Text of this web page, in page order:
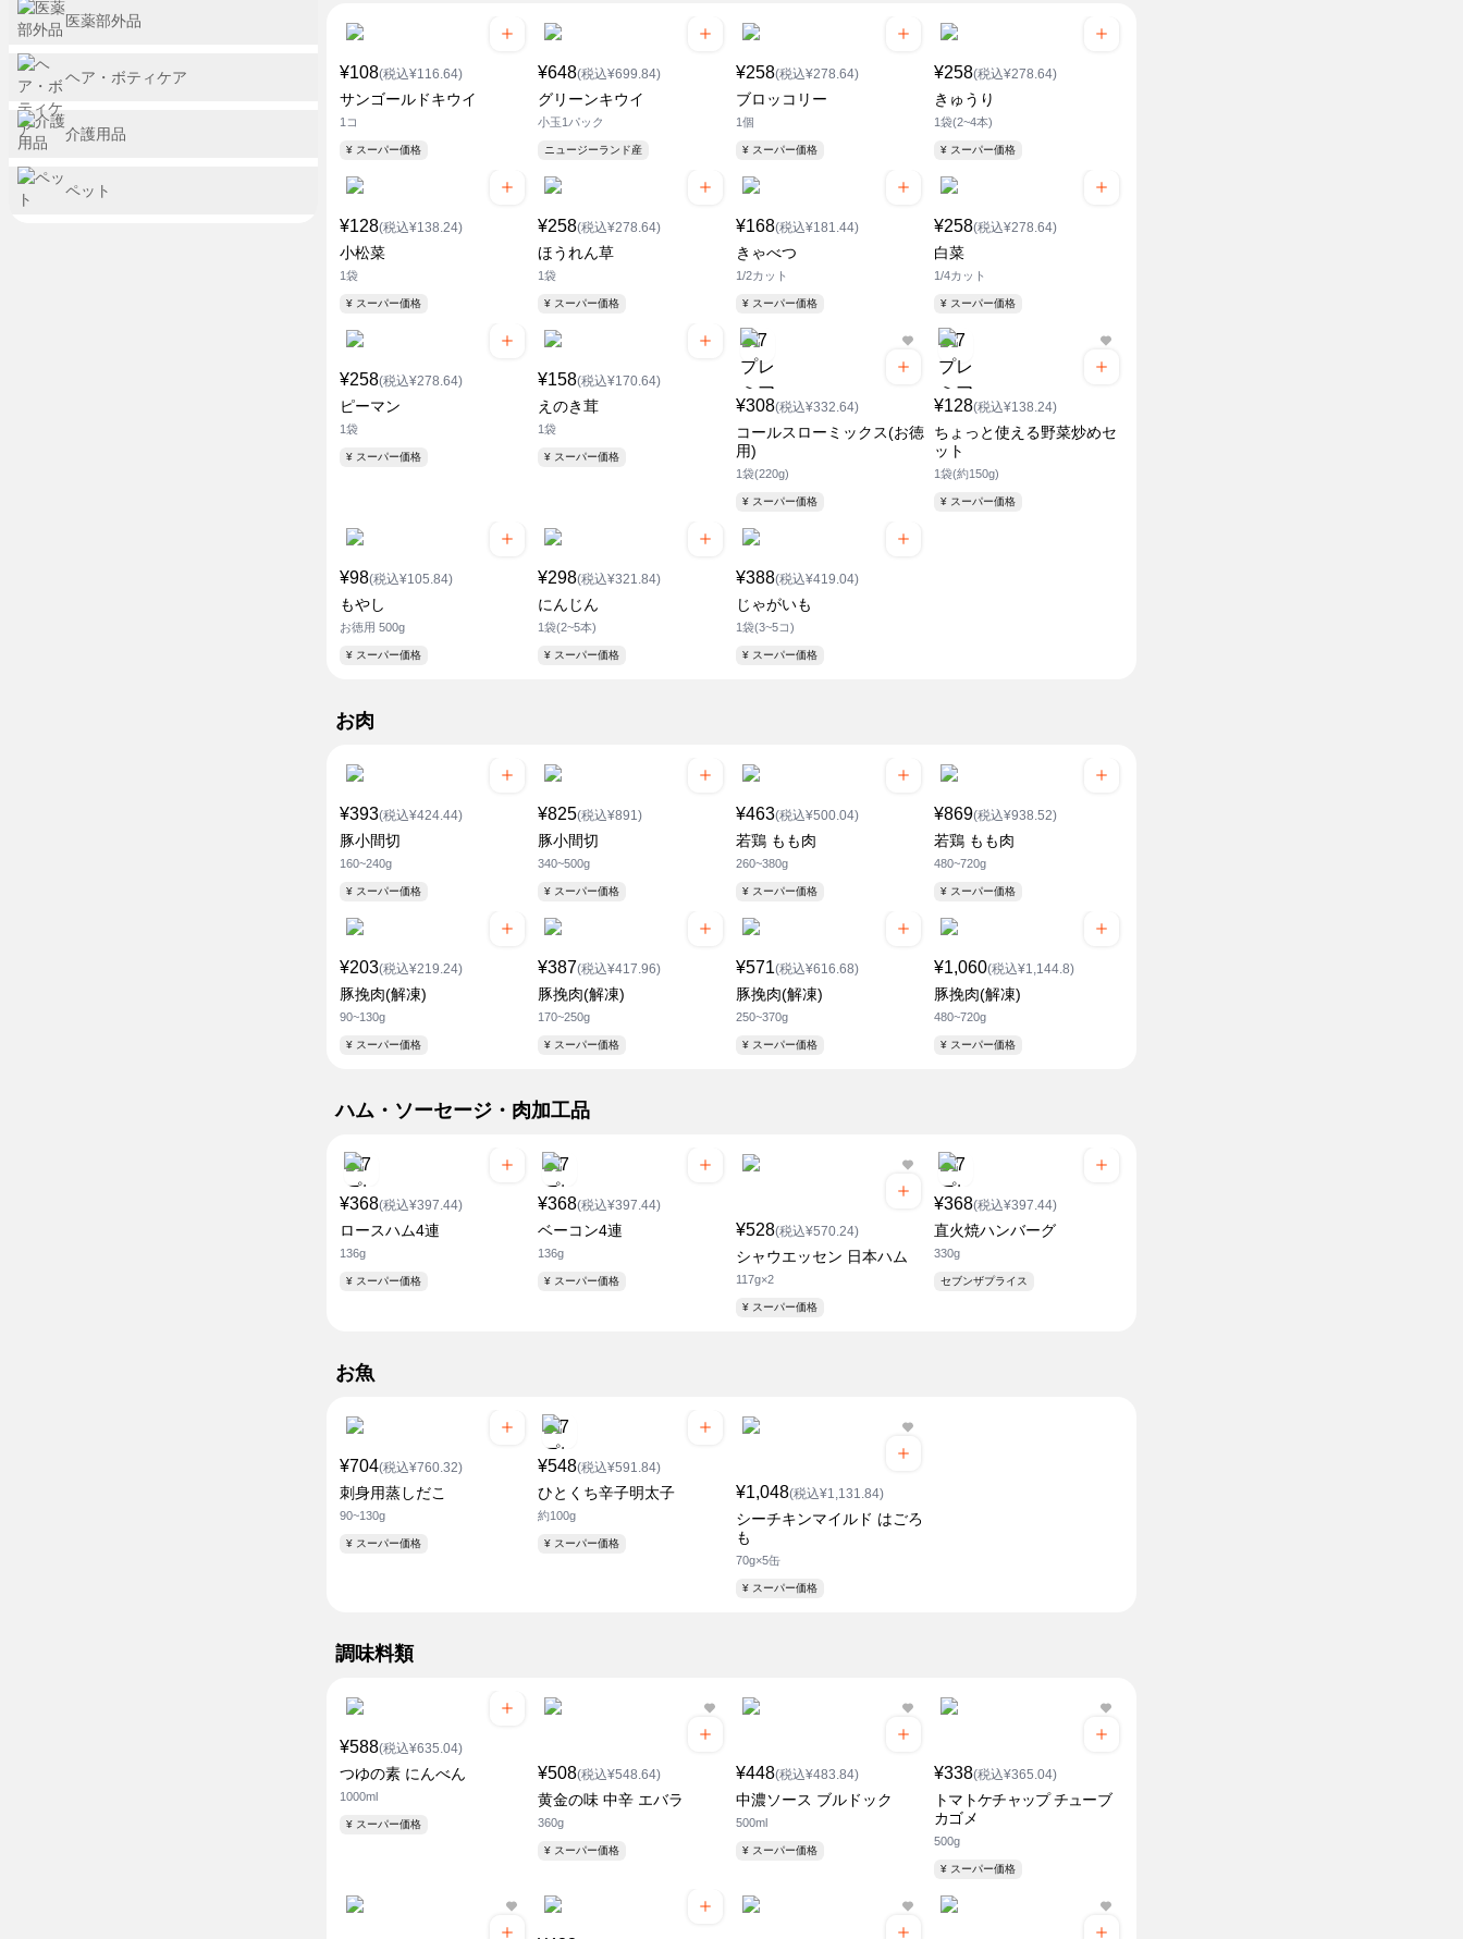
¥108(税込¥116.64)
サンゴールドキウイ
1コ
¥ スーパー価格
¥648(税込¥699.84)
グリーンキウイ
小玉1パック
ニュージーランド産
¥258(税込¥278.64)
ブロッコリー
1個
¥ スーパー価格
¥258(税込¥278.64)
きゅうり
1袋(2~4本)
¥ スーパー価格
¥128(税込¥138.24)
小松菜
1袋
¥ スーパー価格
¥258(税込¥278.64)
ほうれん草
1袋
¥ スーパー価格
¥168(税込¥181.44)
きゃべつ
1/2カット
¥ スーパー価格
¥258(税込¥278.64)
白菜
1/4カット
¥ スーパー価格
¥258(税込¥278.64)
ピーマン
1袋
¥ スーパー価格
¥158(税込¥170.64)
えのき茸
1袋
¥ スーパー価格
¥308(税込¥332.64)
コールスローミックス(お徳
用)
1袋(220g)
¥ スーパー価格
¥128(税込¥138.24)
ちょっと使える野菜炒めセ
ット
1袋(約150g)
¥ スーパー価格
¥98(税込¥105.84)
もやし
お徳用 500g
¥ スーパー価格
¥298(税込¥321.84)
にんじん
1袋(2~5本)
¥ スーパー価格
¥388(税込¥419.04)
じゃがいも
1袋(3~5コ)
¥ スーパー価格
お肉
¥393(税込¥424.44)
豚小間切
160~240g
¥ スーパー価格
¥825(税込¥891)
豚小間切
340~500g
¥ スーパー価格
¥463(税込¥500.04)
若鶏 もも肉
260~380g
¥ スーパー価格
¥869(税込¥938.52)
若鶏 もも肉
480~720g
¥ スーパー価格
¥203(税込¥219.24)
豚挽肉(解凍)
90~130g
¥ スーパー価格
¥387(税込¥417.96)
豚挽肉(解凍)
170~250g
¥ スーパー価格
¥571(税込¥616.68)
豚挽肉(解凍)
250~370g
¥ スーパー価格
¥1,060(税込¥1,144.8)
豚挽肉(解凍)
480~720g
¥ スーパー価格
ハム・ソーセージ・肉加工品
¥368(税込¥397.44)
ロースハム4連
136g
¥ スーパー価格
¥368(税込¥397.44)
ベーコン4連
136g
¥ スーパー価格
¥528(税込¥570.24)
シャウエッセン 日本ハム
117g×2
¥ スーパー価格
¥368(税込¥397.44)
直火焼ハンバーグ
330g
セブンザプライス
お魚
¥704(税込¥760.32)
刺身用蒸しだこ
90~130g
¥ スーパー価格
¥548(税込¥591.84)
ひとくち辛子明太子
約100g
¥ スーパー価格
¥1,048(税込¥1,131.84)
シーチキンマイルド はごろ
も
70g×5缶
¥ スーパー価格
調味料類
¥588(税込¥635.04)
つゆの素 にんべん
1000ml
¥ スーパー価格
¥508(税込¥548.64)
黄金の味 中辛 エバラ
360g
¥ スーパー価格
¥448(税込¥483.84)
中濃ソース ブルドック
500ml
¥ スーパー価格
¥338(税込¥365.04)
トマトケチャップ チューブ
カゴメ
500g
¥ スーパー価格
医薬部外品
ヘア・ボティケア
介護用品
ペット